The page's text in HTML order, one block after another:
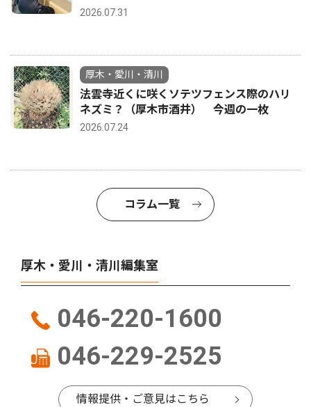
2026.07.31
厚木・愛川・清川
法雲寺近くに咲くソテツフェンス際のハリ
ネズミ？（厚木市酒井） 今週の一枚
2026.07.24
コラム一覧
厚木・愛川・清川編集室
046-220-1600
046-229-2525
情報提供・ご意見はこちら